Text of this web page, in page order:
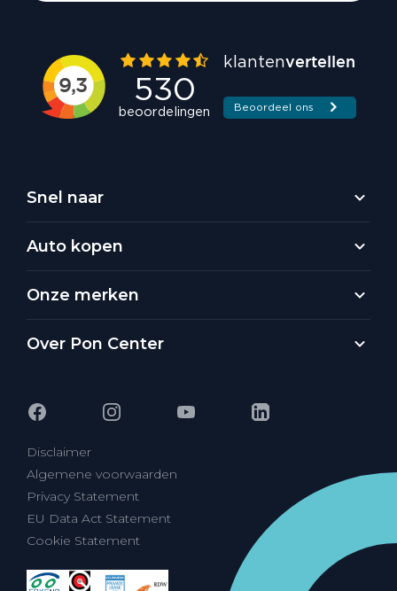
Snel naar
Auto kopen
Onze merken
Over Pon Center
Disclaimer
Algemene voorwaarden
Privacy Statement
EU Data Act Statement
Cookie Statement